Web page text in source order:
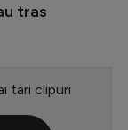
tras
tari clipuri